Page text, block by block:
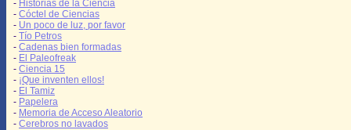
- Historias de la Ciencia
- Cóctel de Ciencias
- Un poco de luz, por favor
- Tío Petros
- Cadenas bien formadas
- El Paleofreak
- Ciencia 15
- ¡Que inventen ellos!
- El Tamiz
- Papelera
- Memoria de Acceso Aleatorio
- Cerebros no lavados